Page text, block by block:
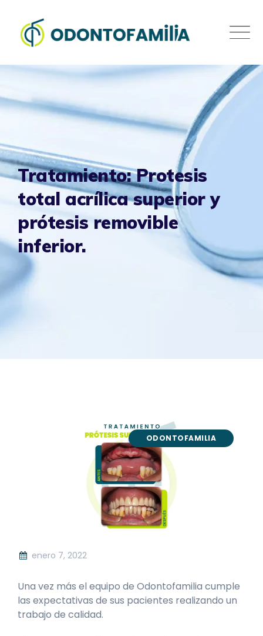
content
Tratamiento: Protesis
total acrílica superior y
prótesis removible
inferior.
ODONTOFAMILIA
enero 7, 2022
Una vez más el equipo de Odontofamilia cumple
las expectativas de sus pacientes realizando un
trabajo de calidad.